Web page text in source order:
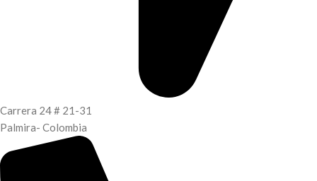
Carrera 24 # 21-31
Palmira- Colombia